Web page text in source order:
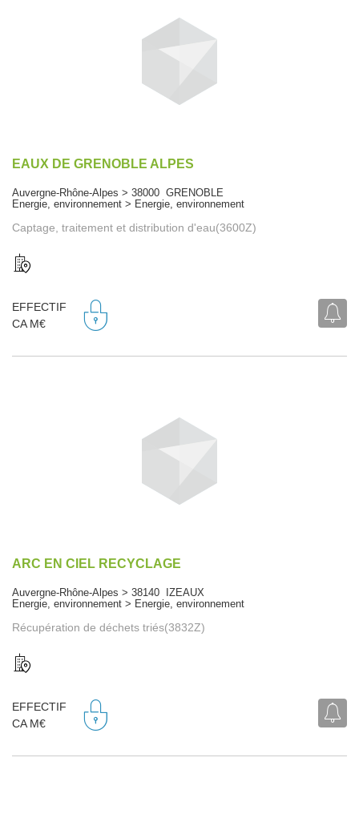
EAUX DE GRENOBLE ALPES
Auvergne-Rhône-Alpes > 38000 GRENOBLE
Energie, environnement > Energie, environnement
Captage, traitement et distribution d'eau(3600Z)
EFFECTIF
CA M€
ARC EN CIEL RECYCLAGE
Auvergne-Rhône-Alpes > 38140 IZEAUX
Energie, environnement > Energie, environnement
Récupération de déchets triés(3832Z)
EFFECTIF
CA M€